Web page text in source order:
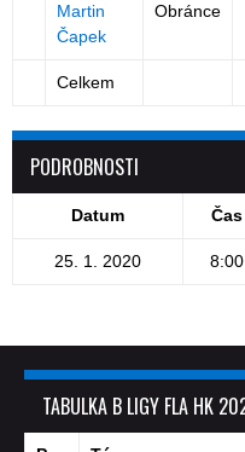
Martin
Čapek
Obránce
Celkem
PODROBNOSTI
Datum Čas
25. 1. 2020 8:00
TABULKA B LIGY FLA HK